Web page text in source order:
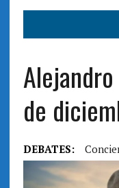
Alejandro
de
DEBATES: